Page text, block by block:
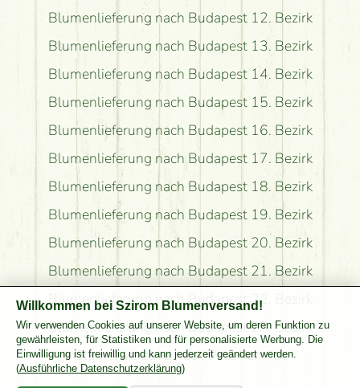
Blumenlieferung nach Budapest 12. Bezirk
Blumenlieferung nach Budapest 13. Bezirk
Blumenlieferung nach Budapest 14. Bezirk
Blumenlieferung nach Budapest 15. Bezirk
Blumenlieferung nach Budapest 16. Bezirk
Blumenlieferung nach Budapest 17. Bezirk
Blumenlieferung nach Budapest 18. Bezirk
Blumenlieferung nach Budapest 19. Bezirk
Blumenlieferung nach Budapest 20. Bezirk
Blumenlieferung nach Budapest 21. Bezirk
Blumenlieferung nach Budapest 22. Bezirk
Blumenlieferung nach Budapest 23. Bezirk
Blumenversand nach Pest Komitat
Willkommen bei Szirom Blumenversand!
Wir verwenden Cookies auf unserer Website, um deren Funktion zu
gewährleisten, für Statistiken und für personalisierte Werbung. Die
Einwilligung ist freiwillig und kann jederzeit geändert werden.
(Ausführliche Datenschutzerklärung)